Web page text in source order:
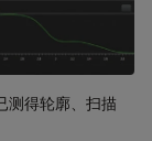
测得轮廓、扫描